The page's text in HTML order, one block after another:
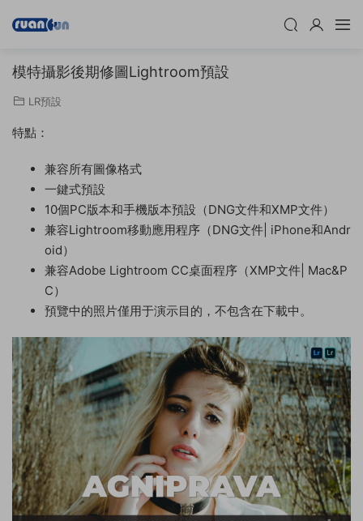
模特攝影後期修圖Lightroom預設
LR預設
特點：
兼容所有圖像格式
一鍵式預設
10個PC版本和手機版本預設（DNG文件和XMP文件）
兼容Lightroom移動應用程序（DNG文件| iPhone和Andr
oid）
兼容Adobe Lightroom CC桌面程序（XMP文件| Mac&P
C）
預覽中的照片僅用于演示目的，不包含在下載中。